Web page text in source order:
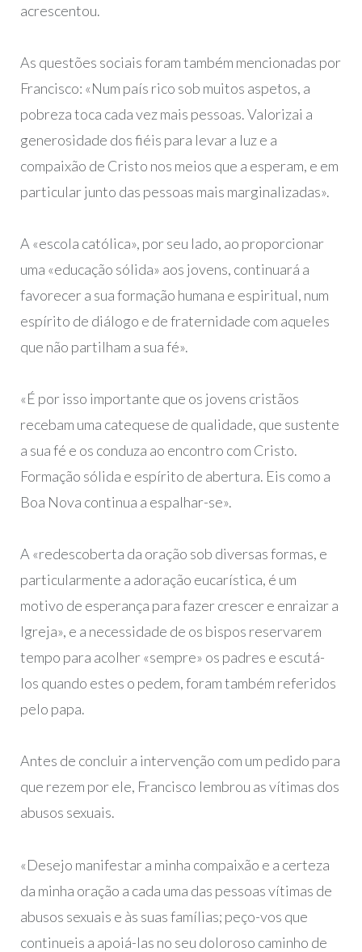
acrescentou.
As questões sociais foram também mencionadas por
Francisco: «Num país rico sob muitos aspetos, a
pobreza toca cada vez mais pessoas. Valorizai a
generosidade dos fiéis para levar a luz e a
compaixão de Cristo nos meios que a esperam, e em
particular junto das pessoas mais marginalizadas».
A «escola católica», por seu lado, ao proporcionar
uma «educação sólida» aos jovens, continuará a
favorecer a sua formação humana e espiritual, num
espírito de diálogo e de fraternidade com aqueles
que não partilham a sua fé».
«É por isso importante que os jovens cristãos
recebam uma catequese de qualidade, que sustente
a sua fé e os conduza ao encontro com Cristo.
Formação sólida e espírito de abertura. Eis como a
Boa Nova continua a espalhar-se».
A «redescoberta da oração sob diversas formas, e
particularmente a adoração eucarística, é um
motivo de esperança para fazer crescer e enraizar a
Igreja», e a necessidade de os bispos reservarem
tempo para acolher «sempre» os padres e escutá-
los quando estes o pedem, foram também referidos
pelo papa.
Antes de concluir a intervenção com um pedido para
que rezem por ele, Francisco lembrou as vítimas dos
abusos sexuais.
«Desejo manifestar a minha compaixão e a certeza
da minha oração a cada uma das pessoas vítimas de
abusos sexuais e às suas famílias; peço-vos que
continueis a apoiá-las no seu doloroso caminho de